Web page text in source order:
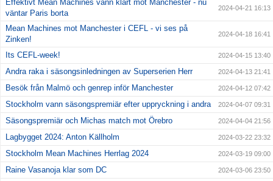
Effektivt Mean Machines vann klart mot Manchester - nu
väntar Paris borta
2024-04-21 16:13
Mean Machines mot Manchester i CEFL - vi ses på
Zinken!
2024-04-18 16:41
Its CEFL-week! 2024-04-15 13:40
Andra raka i säsongsinledningen av Superserien Herr 2024-04-13 21:41
Besök från Malmö och genrep inför Manchester 2024-04-12 07:42
Stockholm vann säsongspremiär efter uppryckning i andra 2024-04-07 09:31
Säsongspremiär och Michas match mot Örebro 2024-04-04 21:56
Lagbygget 2024: Anton Källholm 2024-03-22 23:32
Stockholm Mean Machines Herrlag 2024 2024-03-19 09:00
Raine Vasanoja klar som DC 2024-03-06 23:50